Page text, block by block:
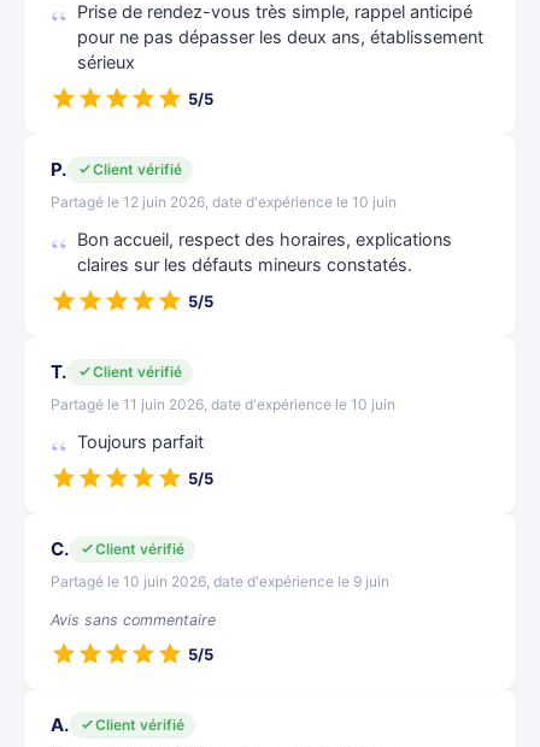
Prise de rendez-vous très simple, rappel anticipé
pour ne pas dépasser les deux ans, établissement
sérieux
5/5
P.
Client vérifié
Partagé le 12 juin 2026, date d'expérience le 10 juin
Bon accueil, respect des horaires, explications
claires sur les défauts mineurs constatés.
5/5
T.
Client vérifié
Partagé le 11 juin 2026, date d'expérience le 10 juin
Toujours parfait
5/5
C.
Client vérifié
Partagé le 10 juin 2026, date d'expérience le 9 juin
Avis sans commentaire
5/5
A.
Client vérifié